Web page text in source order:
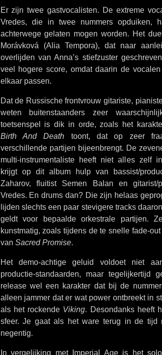
Er zijn twee gastvocalisten. De extreme
Vredes, die in twee nummers opduiken,
achterwege gelaten mogen worden. Het
Morávková (Alia Tempora), dat naar
overlijden van Anna’s stiefzuster
veel hogere score, omdat daarin de
elkaar passen.
Dat de Russische frontvrouw gitariste,
weten buitenstaanders zeer
toetsenspel is dik in orde, zoals het
Birth And Death toont, dat op zeer
verschillende partijen bijeenbrengt. De
multi-instrumentaliste heeft niet alles zelf
krijgt op dit album hulp van bassist/
Zaharov, fluitist Semen Balan en gitarist/
Vredes. En drums dan? Die zijn helaas
lijden slechts een paar stevigere tracks
geldt voor bepaalde orkestrale partijen.
kunstmatig, zoals tijdens de te snelle fade-
van Sacred Promise.
Het demo-achtige geluid voldoet niet
productie-standaarden, maar tegelijkertijd
release wel een karakter dat bij de
alleen jammer dat er wat power ontbreekt in
als het rockende Viking. Desondanks heeft
sfeer. Je gaat als het ware terug in de tijd
negentig.
In vergelijking met Imperial Age is het